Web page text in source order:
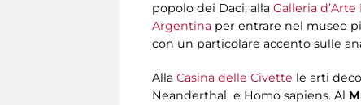
popolo dei Daci; alla Galleria
Argentina per entrare nel museo
con un particolare accento sulle
Alla Casina delle Civette le arti
Neanderthal e Homo sapiens. Al